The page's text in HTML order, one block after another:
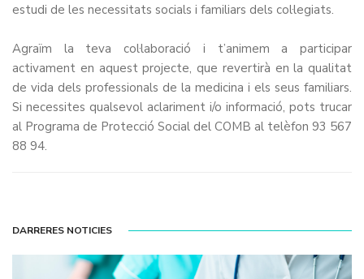
estudi de les necessitats socials i familiars dels col·legiats.
Agraïm la teva col·laboració i t’animem a participar
activament en aquest projecte, que revertirà en la qualitat
de vida dels professionals de la medicina i els seus familiars.
Si necessites qualsevol aclariment i/o informació, pots trucar
al Programa de Protecció Social del COMB al telèfon 93 567
88 94.
DARRERES NOTICIES